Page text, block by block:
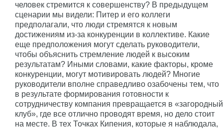
человек стремится к совершенству? В предыдущем
сценарии мы видели: Питер и его коллеги
предполагали, что люди стремятся к новым
достижениям из-за конкуренции в коллективе. Какие
еще предположения могут сделать руководители,
чтобы объяснить стремление людей к высоким
результатам? Иными словами, какие факторы, кроме
конкуренции, могут мотивировать людей? Многие
руководители вполне справедливо озабочены тем, что
в результате формирования готовности к
сотрудничеству компания превращается в «загородный
клуб», где все отлично проводят время, но дело стоит
на месте. В тех Точках Кипения, которые я наблюдала,